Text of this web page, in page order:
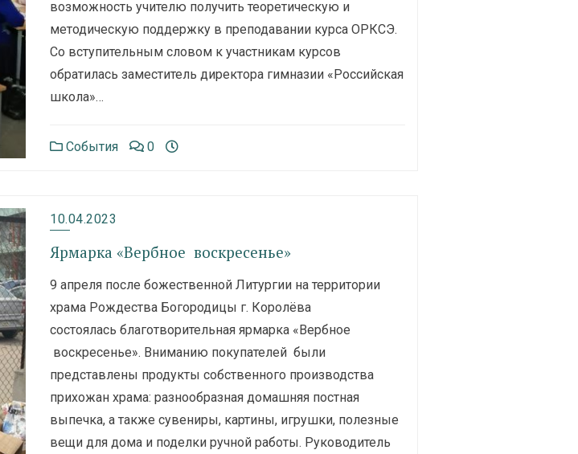
возможность учителю получить теоретическую и
методическую поддержку в преподавании курса ОРКСЭ.
Со вступительным словом к участникам курсов
обратилась заместитель директора гимназии «Российская
школа»…
События 0
10.04.2023
Ярмарка «Вербное воскресенье»
9 апреля после божественной Литургии на территории
храма Рождества Богородицы г. Королёва
состоялась благотворительная ярмарка «Вербное
воскресенье». Вниманию покупателей были
представлены продукты собственного производства
прихожан храма: разнообразная домашняя постная
выпечка, а также сувениры, картины, игрушки, полезные
вещи для дома и поделки ручной работы. Руководитель